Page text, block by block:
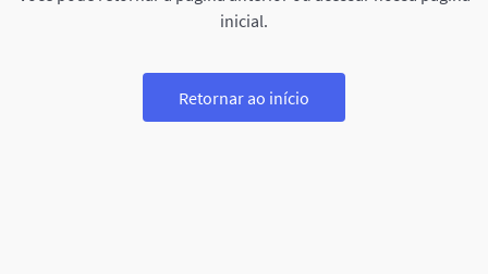
inicial.
Retornar ao início